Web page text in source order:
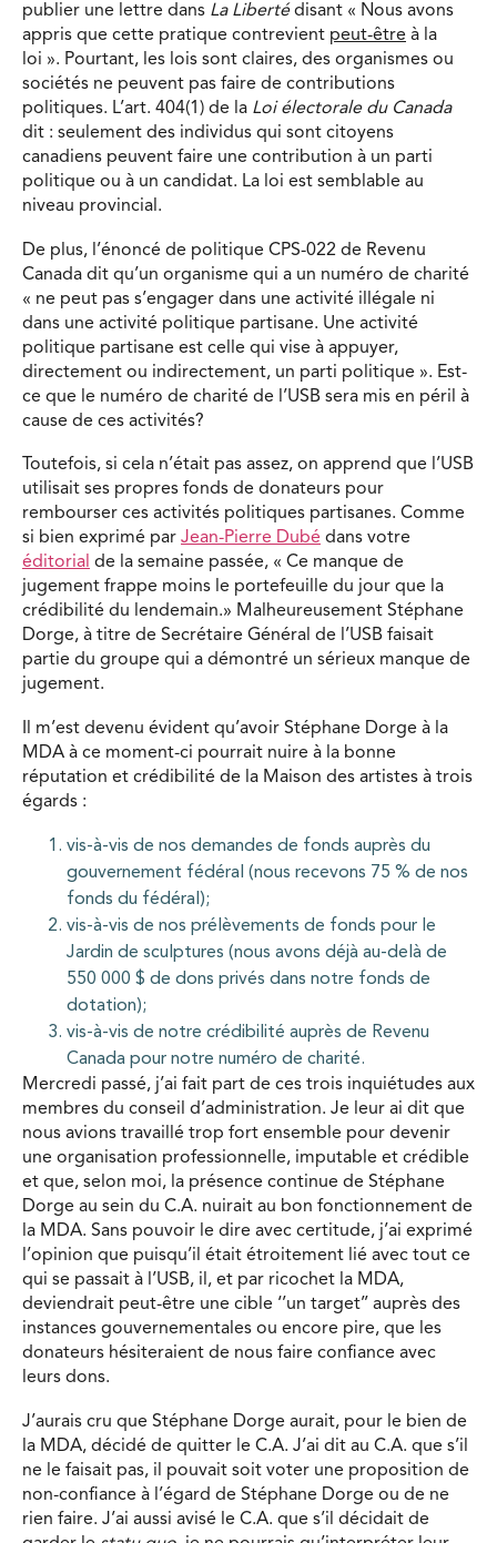
publier une lettre dans La Libertédisant « Nous avons
appris que cette pratique contrevient peut-être à la
loi ». Pourtant, les lois sont claires, des organismes ou
sociétés ne peuvent pas faire de contributions
politiques. L’art. 404(1) de la Loiélectorale du Canada
dit : seulement des individus qui sont citoyens
canadiens peuvent faire une contribution à un parti
politique ou à un candidat. La loi est semblable au
niveau provincial.
De plus, l’énoncé de politique CPS-022 de Revenu
Canada dit qu’un organisme qui a un numéro de charité
« ne peut pas s’engager dans une activité illégale ni
dans une activité politique partisane. Une activité
politique partisane est celle qui vise à appuyer,
directement ou indirectement, un parti politique ». Est-
ce que le numéro de charité de l’USB sera mis en péril à
cause de ces activités?
Toutefois, si cela n’était pas assez, on apprend que l’USB
utilisait ses propres fonds de donateurs pour
rembourser ces activités politiques partisanes. Comme
si bien exprimé par Jean-Pierre Dubé dans votre
éditorial de la semaine passée, « Ce manque de
jugement frappe moins le portefeuille du jour que la
crédibilité du lendemain.» Malheureusement Stéphane
Dorge, à titre de Secrétaire Général de l’USB faisait
partie du groupe qui a démontré un sérieux manque de
jugement.
Il m’est devenu évident qu’avoir Stéphane Dorge à la
MDA à ce moment-ci pourrait nuire à la bonne
réputation et crédibilité de la Maison des artistes à trois
égards :
vis-à-vis de nos demandes de fonds auprès du
gouvernement fédéral (nous recevons 75 % de nos
fonds du fédéral);
vis-à-vis de nos prélèvements de fonds pour le
Jardin de sculptures (nous avons déjà au-delà de
550 000 $ de dons privés dans notre fonds de
dotation);
vis-à-vis de notre crédibilité auprès de Revenu
Canada pour notre numéro de charité.
Mercredi passé, j’ai fait part de ces trois inquiétudes aux
membres du conseil d’administration. Je leur ai dit que
nous avions travaillé trop fort ensemble pour devenir
une organisation professionnelle, imputable et crédible
et que, selon moi, la présence continue de Stéphane
Dorge au sein du C.A. nuirait au bon fonctionnement de
la MDA. Sans pouvoir le dire avec certitude, j’ai exprimé
l’opinion que puisqu’il était étroitement lié avec tout ce
qui se passait à l’USB, il, et par ricochet la MDA,
deviendrait peut-être une cible ‘’un target’’ auprès des
instances gouvernementales ou encore pire, que les
donateurs hésiteraient de nous faire confiance avec
leurs dons.
J’aurais cru que Stéphane Dorge aurait, pour le bien de
la MDA, décidé de quitter le C.A. J’ai dit au C.A. que s’il
ne le faisait pas, il pouvait soit voter une proposition de
non-confiance à l’égard de Stéphane Dorge ou de ne
rien faire. J’ai aussi avisé le C.A. que s’il décidait de